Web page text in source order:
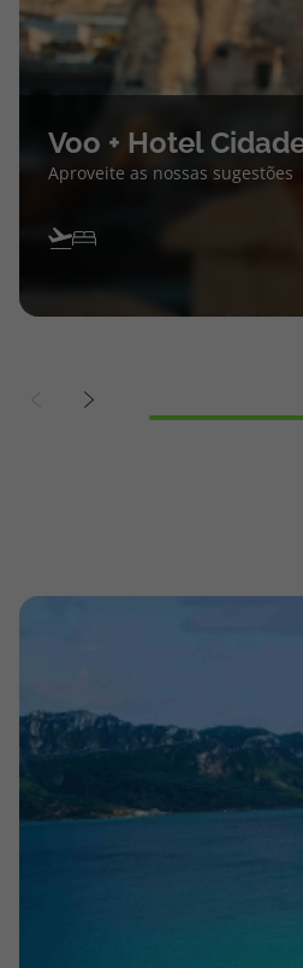
Voo + Hotel
Aproveite as nossas sugestões